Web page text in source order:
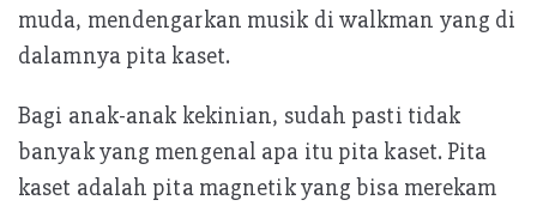
muda, mendengarkan musik di walkman yang di
dalamnya pita kaset.
Bagi anak-anak kekinian, sudah pasti tidak
banyak yang mengenal apa itu pita kaset. Pita
kaset adalah pita magnetik yang bisa merekam